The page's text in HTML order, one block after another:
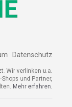
Datenschutz
Wir verlinken u.a.
und Partner,
Mehr erfahren.